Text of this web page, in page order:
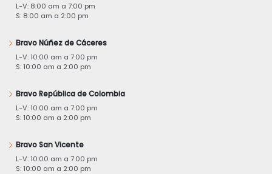
L-V: 8:00 am a 7:00 pm
S: 8:00 am a 2:00 pm
Bravo Núñez de Cáceres
L-V: 10:00 am a 7:00 pm
S: 10:00 am a 2:00 pm
Bravo República de Colombia
L-V: 10:00 am a 7:00 pm
S: 10:00 am a 2:00 pm
Bravo San Vicente
L-V: 10:00 am a 7:00 pm
S: 10:00 am a 2:00 pm